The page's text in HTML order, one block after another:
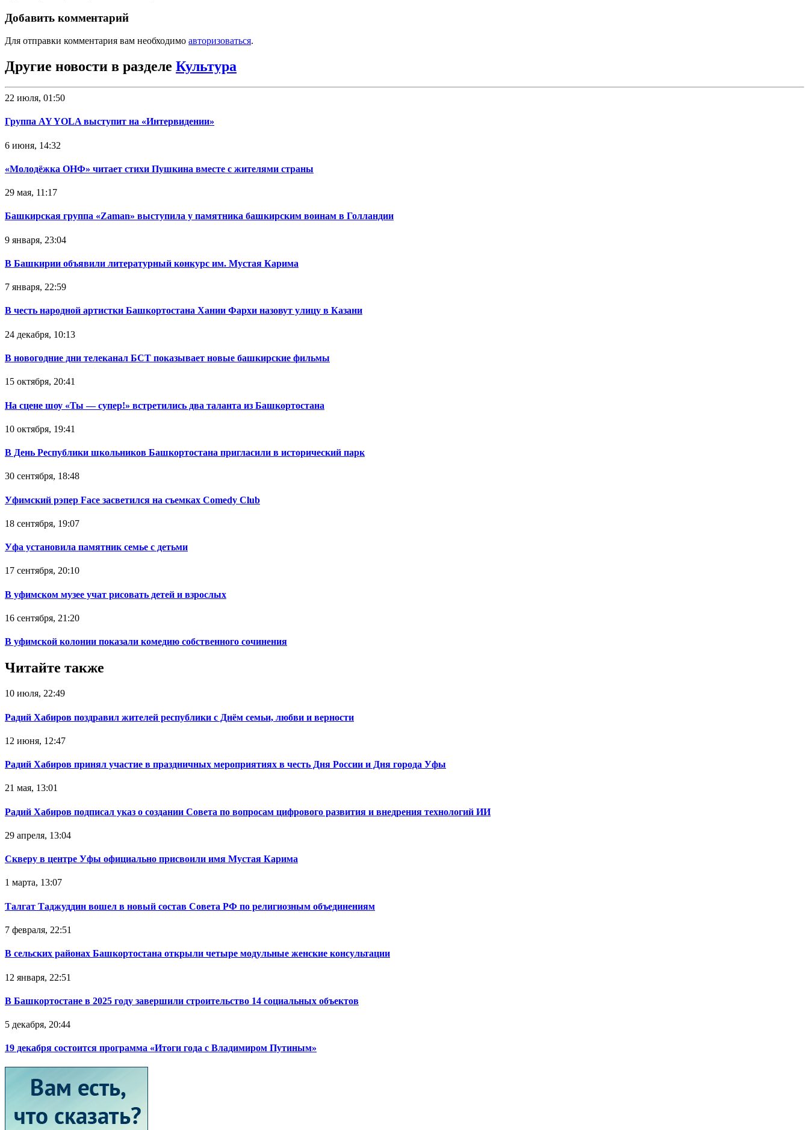
Добавить комментарий
Для отправки комментария вам необходимо авторизоваться.
Другие новости в разделе Культура
22 июля, 01:50
Группа AY YOLA выступит на «Интервидении»
6 июня, 14:32
«Молодёжка ОНФ» читает стихи Пушкина вместе с жителями страны
29 мая, 11:17
Башкирская группа «Zaman» выступила у памятника башкирским воинам в Голландии
9 января, 23:04
В Башкирии объявили литературный конкурс им. Мустая Карима
7 января, 22:59
В честь народной артистки Башкортостана Хании Фархи назовут улицу в Казани
24 декабря, 10:13
В новогодние дни телеканал БСТ показывает новые башкирские фильмы
15 октября, 20:41
На сцене шоу «Ты — супер!» встретились два таланта из Башкортостана
10 октября, 19:41
В День Республики школьников Башкортостана пригласили в исторический парк
30 сентября, 18:48
Уфимский рэпер Face засветился на съемках Comedy Club
18 сентября, 19:07
Уфа установила памятник семье с детьми
17 сентября, 20:10
В уфимском музее учат рисовать детей и взрослых
16 сентября, 21:20
В уфимской колонии показали комедию собственного сочинения
Читайте также
10 июля, 22:49
Радий Хабиров поздравил жителей республики с Днём семьи, любви и верности
12 июня, 12:47
Радий Хабиров принял участие в праздничных мероприятиях в честь Дня России и Дня города Уфы
21 мая, 13:01
Радий Хабиров подписал указ о создании Совета по вопросам цифрового развития и внедрения технологий ИИ
29 апреля, 13:04
Скверу в центре Уфы официально присвоили имя Мустая Карима
1 марта, 13:07
Талгат Таджуддин вошел в новый состав Совета РФ по религиозным объединениям
7 февраля, 22:51
В сельских районах Башкортостана открыли четыре модульные женские консультации
12 января, 22:51
В Башкортостане в 2025 году завершили строительство 14 социальных объектов
5 декабря, 20:44
19 декабря состоится программа «Итоги года с Владимиром Путиным»